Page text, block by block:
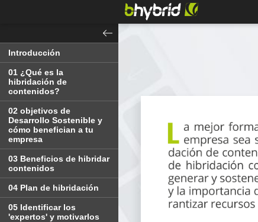
Introducción
01 ¿Qué es la
hibridación de
contenidos?
02 objetivos de
Desarrollo Sostenible y
cómo benefician a tu
empresa
03 Beneficios de hibridar
contenidos
04 Plan de hibridación
05 Identificar los
'expertos' y motivarlos